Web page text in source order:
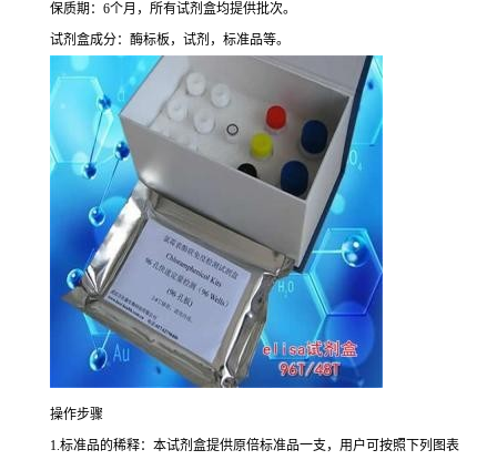
保质期： 6个月，所有试剂盒均提供批次。
试剂盒成分：酶标板，试剂，标准品等。
操作步骤
1.标准品的稀释：本试剂盒提供原倍标准品一支，用户可按照下列图表